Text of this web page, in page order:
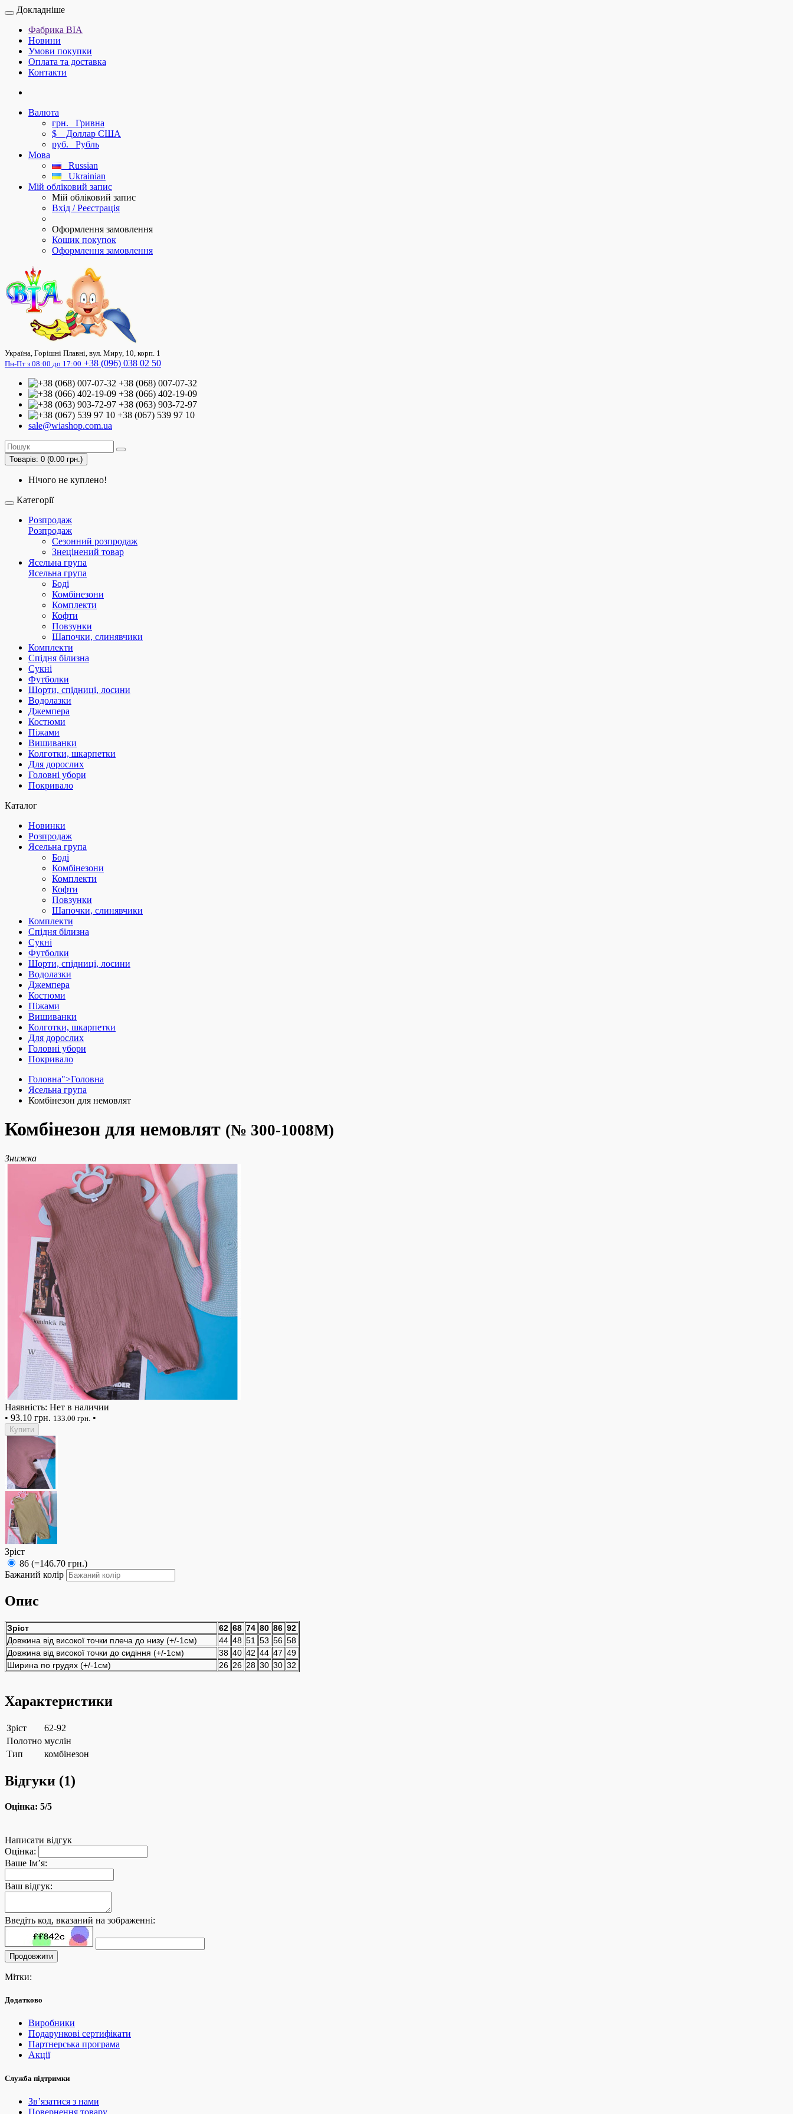
Докладніше
Фабрика ВІА
Новини
Умови покупки
Оплата та доставка
Контакти
Валюта
грн. Гривна
$
Доллар США
руб. Рубль
Мова
Russian
Ukrainian
Мій обліковий запис
Мій обліковий запис
Вхід / Реєстрація
Оформлення замовлення
Кошик покупок
Оформлення замовлення
Україна, Горішні Плавні, вул. Миру, 10, корп. 1
Пн-Пт з 08:00 до 17:00 +38 (096) 038 02 50
+38 (068) 007-07-32
+38 (066) 402-19-09
+38 (063) 903-72-97
+38 (067) 539 97 10
sale@wiashop.com.ua
Товарів: 0 (0.00 грн.)
Нічого не куплено!
Категорії
Розпродаж
Розпродаж
Сезонний розпродаж
Знецінений товар
Ясельна група
Ясельна група
Боді
Комбінезони
Комплекти
Кофти
Повзунки
Шапочки, слинявчики
Комплекти
Спідня білизна
Сукні
Футболки
Шорти, спідниці, лосини
Водолазки
Джемпера
Костюми
Піжами
Вишиванки
Колготки, шкарпетки
Для дорослих
Головні убори
Покривало
Каталог
Новинки
Розпродаж
Ясельна група
Боді
Комбінезони
Комплекти
Кофти
Повзунки
Шапочки, слинявчики
Комплекти
Спідня білизна
Сукні
Футболки
Шорти, спідниці, лосини
Водолазки
Джемпера
Костюми
Піжами
Вишиванки
Колготки, шкарпетки
Для дорослих
Головні убори
Покривало
Головна">Головна
Ясельна група
Комбінезон для немовлят
Комбінезон для немовлят (№ 300-1008М)
Знижка
Наявність: Нет в наличии
• 93.10 грн. 133.00 грн. •
Купити
Зріст
86 (=146.70 грн.)
Бажаний колір
Опис
Зріст 62 68 74 80 86 92
Довжина від високої точки плеча до низу (+/-1см)
44 48 51 53 56 58
Довжина від високої точки до сидіння (+/-1см)
38 40 42 44 47 49
Ширина по грудях (+/-1см)
26 26 28 30 30 32
Характеристики
Зріст
62-92
Полотно муслін
Тип
комбінезон
Відгуки (1)
Оцінка: 5/5
Написати відгук
Оцінка:
Ваше Ім’я:
Ваш відгук:
Введіть код, вказаний на зображенні:
Продовжити
Мітки:
Додатково
Виробники
Подарункові сертифікати
Партнерська програма
Акції
Служба підтримки
Зв’язатися з нами
Повернення товару